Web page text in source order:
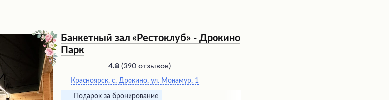
Банкетный зал «Рестоклуб» - Дрокино
Парк
4.8 (390 отзывов)
Красноярск, с. Дрокино, ул. Монамур, 1
Подарок за бронирование